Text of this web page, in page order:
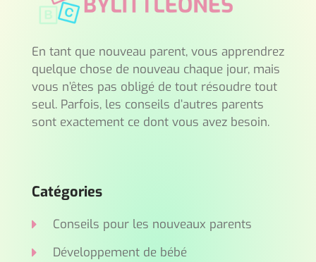
En tant que nouveau parent, vous apprendrez
quelque chose de nouveau chaque jour, mais
vous n’êtes pas obligé de tout résoudre tout
seul. Parfois, les conseils d’autres parents
sont exactement ce dont vous avez besoin.
Catégories
Conseils pour les nouveaux parents
Développement de bébé